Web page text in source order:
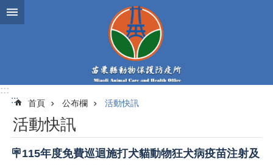
跳到主要內容區塊
:::
:::
首頁 公布欄 活動快訊
活動快訊
🪧115年度免費巡迴施打犬貓動物狂犬病疫苗注射及